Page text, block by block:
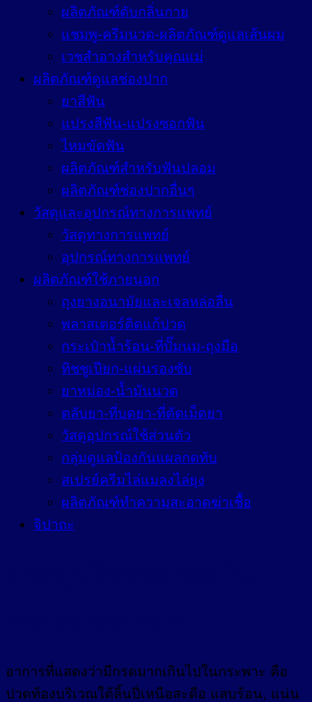
ผลิตภัณฑ์ดับกลิ่นกาย
แชมพู-ครีมนวด-ผลิตภัณฑ์ดูแลเส้นผม
เวชสำอางสำหรับคุณแม่
ผลิตภัณฑ์ดูแลช่องปาก
ยาสีฟัน
แปรงสีฟัน-แปรงซอกฟัน
ไหมขัดฟัน
ผลิตภัณฑ์สำหรับฟันปลอม
ผลิตภัณฑ์ช่องปากอื่นๆ
วัสดุและอุปกรณ์ทางการแพทย์
วัสดุทางการแพทย์
อุปกรณ์ทางการแพทย์
ผลิตภัณฑ์ใช้ภายนอก
ถุงยางอนามัยและเจลหล่อลื่น
พลาสเตอร์ติดแก้ปวด
กระเป๋าน้ำร้อน-ที่ปั๊มนม-ถุงมือ
ทิชชูเปียก-แผ่นรองซับ
ยาหม่อง-น้ำมันนวด
ตลับยา-ที่บดยา-ที่ตัดเม็ดยา
วัสดุอุปกรณ์ใช้ส่วนตัว
กลุ่มดูแลป้องกันแผลกดทับ
สเปรย์ครีมไล่แมลงไล่ยุง
ผลิตภัณฑ์ทำความสะอาดฆ่าเชื้อ
จิปาถะ
อาการที่แสดงว่ามีกรดมากเกินไปในกระพาะ คือ
ปวดท้องบริเวณใต้ลิ้นปี่เหนือสะดือ แสบร้อน, แน่น